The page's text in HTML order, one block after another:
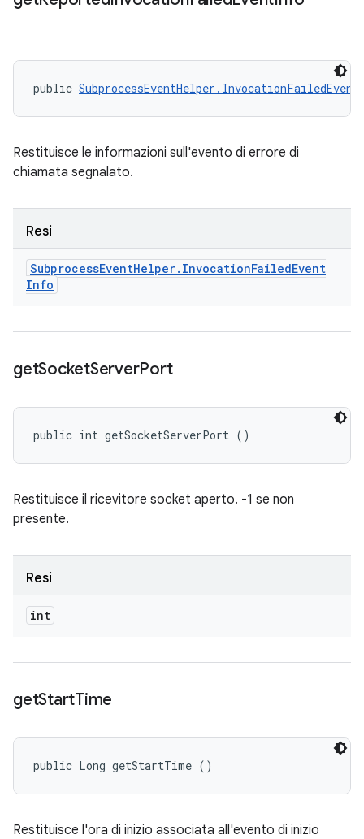
public
Restituisce le informazioni sull'evento di errore di
chiamata segnalato.
Resi
SubprocessEventHelper. InvocationFailedEvent
Info
getSocketServerPort
public int getSocketServerPort ()
Restituisce il ricevitore socket aperto. -1 se non
presente.
Resi
int
getStartTime
public Long getStartTime ()
Restituisce l'ora di inizio associata all'evento di inizio